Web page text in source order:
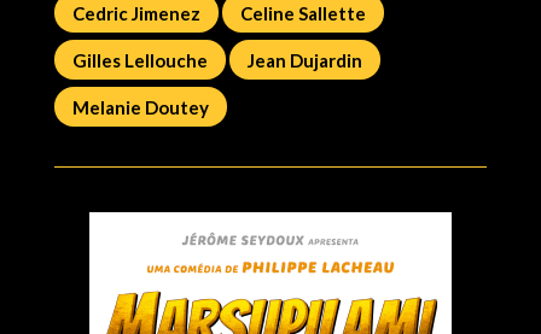
Cedric Jimenez Celine Sallette
Gilles Lellouche Jean Dujardin
Melanie Doutey